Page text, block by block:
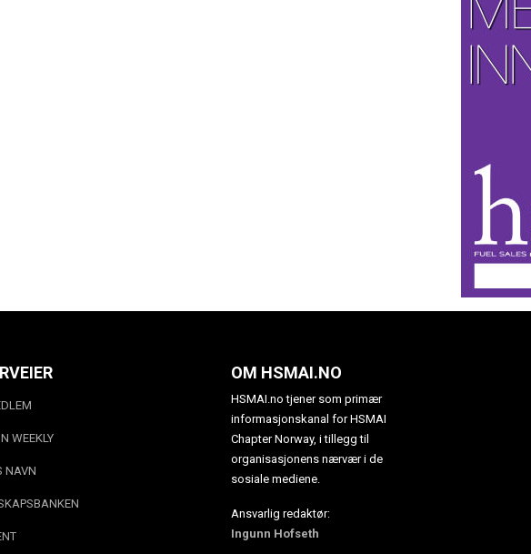
WEEKLY
NAVN
OM HSMAI.NO
HSMAI.no tjener som primær
informasjonskanal for HSMAI
Chapter Norway, i tillegg til
organisasjonens nærvær i de
sosiale mediene.
Ansvarlig redaktør:
Ingunn Hofseth